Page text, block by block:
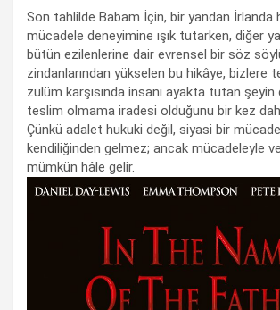
Son tahlilde Babam İçin, bir yandan İrlanda
mücadele deneyimine ışık tutarken, diğer
bütün ezilenlerine dair evrensel bir söz
zindanlarından yükselen bu hikâye, bizlere
zulüm karşısında insanı ayakta tutan şeyin
teslim olmama iradesi olduğunu bir kez
Çünkü adalet hukuki değil, siyasi bir
kendiliğinden gelmez; ancak mücadeleyle
mümkün hâle gelir.